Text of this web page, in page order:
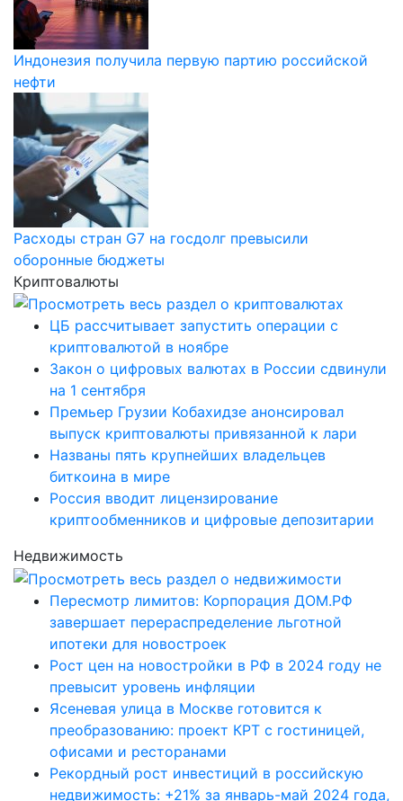
Индонезия получила первую партию российской
нефти
Расходы стран G7 на госдолг превысили
оборонные бюджеты
Криптовалюты
ЦБ рассчитывает запустить операции с
криптовалютой в ноябре
Закон о цифровых валютах в России сдвинули
на 1 сентября
Премьер Грузии Кобахидзе анонсировал
выпуск криптовалюты привязанной к лари
Названы пять крупнейших владельцев
биткоина в мире
Россия вводит лицензирование
криптообменников и цифровые депозитарии
Недвижимость
Пересмотр лимитов: Корпорация ДОМ.РФ
завершает перераспределение льготной
ипотеки для новостроек
Рост цен на новостройки в РФ в 2024 году не
превысит уровень инфляции
Ясеневая улица в Москве готовится к
преобразованию: проект КРТ с гостиницей,
офисами и ресторанами
Рекордный рост инвестиций в российскую
недвижимость: +21% за январь-май 2024 года,